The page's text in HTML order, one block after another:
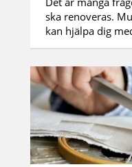
ska renoveras.
kan hjälpa dig